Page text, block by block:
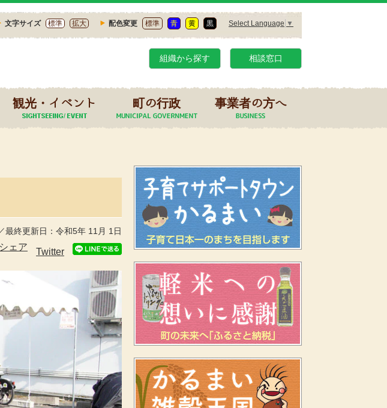
文字サイズ 標準 拡大 配色変更 標準 青 黄 黒 Select Language ▼
組織から探す 相談窓口
観光・イベント 町の行政 事業者の方へ
最終更新日：令和5年 11月 1日
ェア Twitter